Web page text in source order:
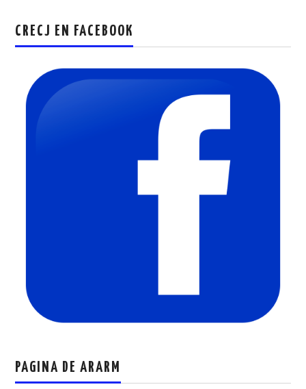
CRECJ EN FACEBOOK
PAGINA DE ARARM